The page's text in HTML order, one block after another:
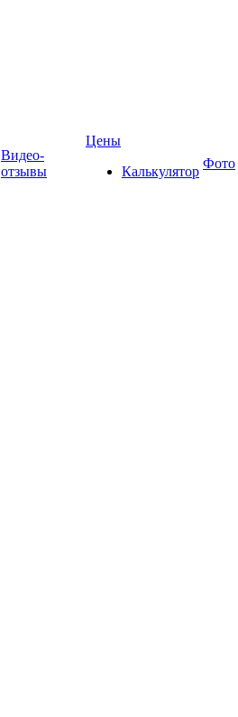
Видео-
отзывы
Цены
Калькулятор
Фото